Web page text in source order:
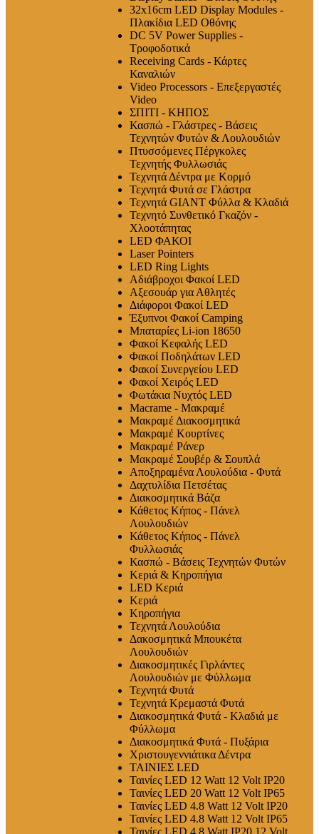
32x16cm LED Display Modules -
Πλακίδια LED Οθόνης
DC 5V Power Supplies -
Τροφοδοτικά
Receiving Cards - Κάρτες
Καναλιών
Video Processors - Επεξεργαστές
Video
ΣΠΙΤΙ - ΚΗΠΟΣ
Κασπώ - Γλάστρες - Βάσεις
Τεχνητών Φυτών & Λουλουδιών
Πτυσσόμενες Πέργκολες
Τεχνητής Φυλλωσιάς
Τεχνητά Δέντρα με Κορμό
Τεχνητά Φυτά σε Γλάστρα
Τεχνητά GIANT Φύλλα & Κλαδιά
Τεχνητό Συνθετικό Γκαζόν -
Χλοοτάπητας
LED ΦΑΚΟΙ
Laser Pointers
LED Ring Lights
Αδιάβροχοι Φακοί LED
Αξεσουάρ για Αθλητές
Διάφοροι Φακοί LED
Έξυπνοι Φακοί Camping
Μπαταρίες Li-ion 18650
Φακοί Κεφαλής LED
Φακοί Ποδηλάτων LED
Φακοί Συνεργείου LED
Φακοί Χειρός LED
Φωτάκια Νυχτός LED
Macrame - Μακραμέ
Μακραμέ Διακοσμητικά
Μακραμέ Κουρτίνες
Μακραμέ Ράνερ
Μακραμέ Σουβέρ & Σουπλά
Αποξηραμένα Λουλούδια - Φυτά
Δαχτυλίδια Πετσέτας
Διακοσμητικά Βάζα
Κάθετος Κήπος - Πάνελ
Λουλουδιών
Κάθετος Κήπος - Πάνελ
Φυλλωσιάς
Κασπώ - Βάσεις Τεχνητών Φυτών
Κεριά & Κηροπήγια
LED Κεριά
Κεριά
Κηροπήγια
Τεχνητά Λουλούδια
Δακοσμητικά Μπουκέτα
Λουλουδιών
Διακοσμητικές Γιρλάντες
Λουλουδιών με Φύλλωμα
Τεχνητά Φυτά
Τεχνητά Κρεμαστά Φυτά
Διακοσμητικά Φυτά - Κλαδιά με
Φύλλωμα
Διακοσμητικά Φυτά - Πυξάρια
Χριστουγεννιάτικα Δέντρα
ΤΑΙΝΙΕΣ LED
Ταινίες LED 12 Watt 12 Volt IP20
Ταινίες LED 20 Watt 12 Volt IP65
Ταινίες LED 4.8 Watt 12 Volt IP20
Ταινίες LED 4.8 Watt 12 Volt IP65